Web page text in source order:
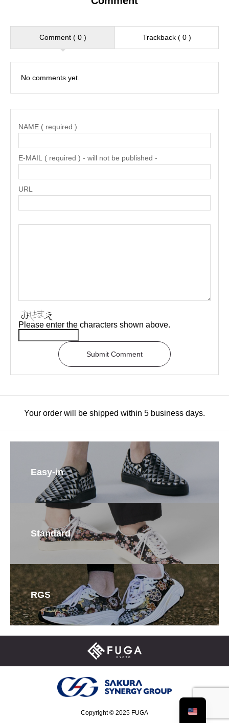
Comment ( 0 ) Trackback ( 0 )
No comments yet.
NAME ( required )
E-MAIL ( required ) - will not be published -
URL
Please enter the characters shown above.
Submit Comment
Your order will be shipped within 5 business days.
Easy-in
Standard
RGS
Copyright © 2025 FUGA